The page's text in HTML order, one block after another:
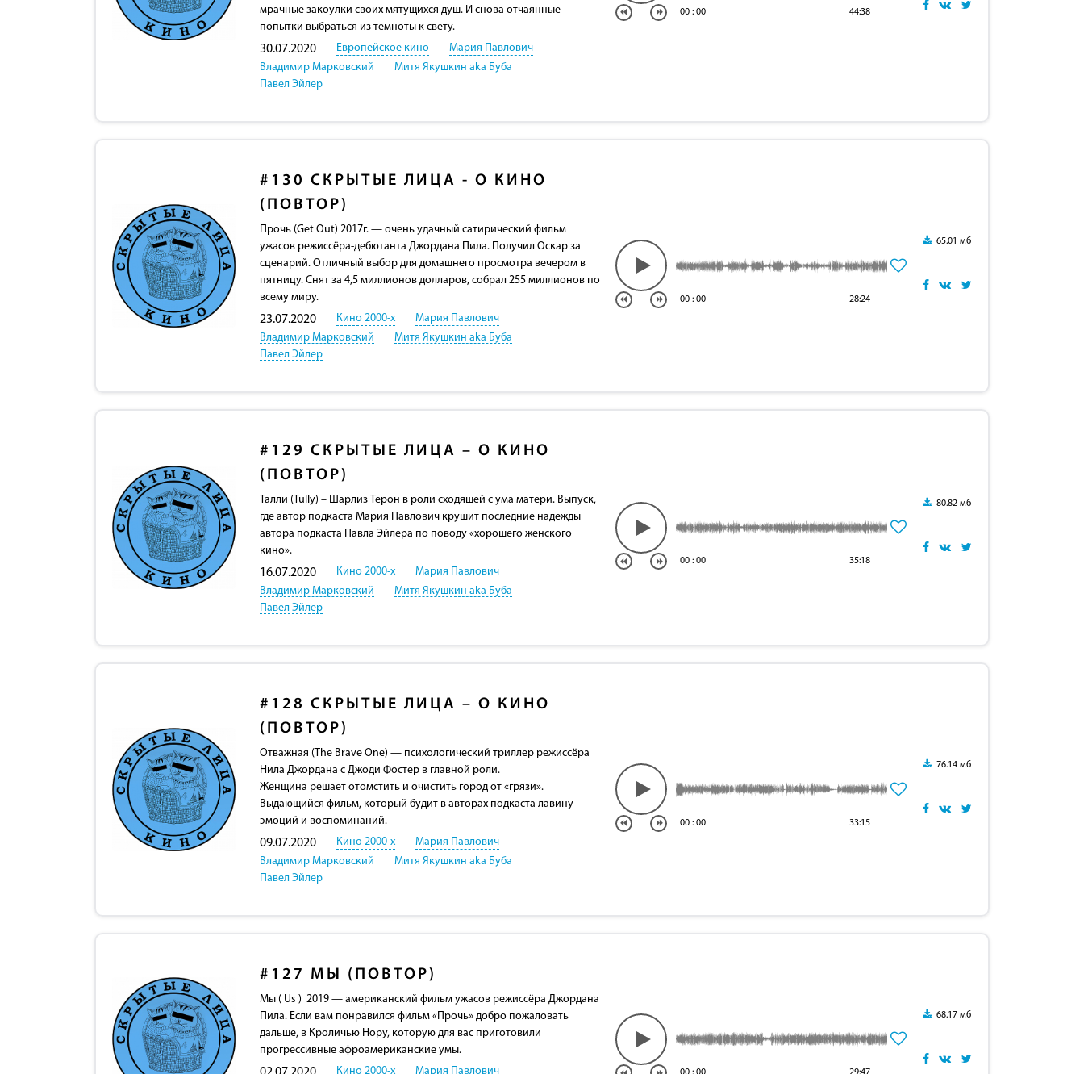
мрачные закоулки своих мятущихся душ. И снова отчаянные
попытки выбраться из темноты к свету.
30.07.2020 Европейское кино
Мария Павлович
Владимир Марковский
Митя Якушкин aka Буба
Павел Эйлер
00 : 00 44:38
#130 СКРЫТЫЕ ЛИЦА - О КИНО
(ПОВТОР)
Прочь (Get Out) 2017г. — очень удачный сатирический фильм
ужасов режиссёра-дебютанта Джордана Пила. Получил Оскар за
сценарий. Отличный выбор для домашнего просмотра вечером в
пятницу. Снят за 4,5 миллионов долларов, собрал 255 миллионов по
всему миру.
23.07.2020 Кино 2000-х
Мария Павлович
Владимир Марковский
Митя Якушкин aka Буба
Павел Эйлер
00 : 00 28:24
65.01 мб
#129 СКРЫТЫЕ ЛИЦА – О КИНО
(ПОВТОР)
Талли (Tully) – Шарлиз Терон в роли сходящей с ума матери. Выпуск,
где автор подкаста Мария Павлович крушит последние надежды
автора подкаста Павла Эйлера по поводу «хорошего женского
кино».
16.07.2020 Кино 2000-х
Мария Павлович
Владимир Марковский
Митя Якушкин aka Буба
Павел Эйлер
00 : 00 35:18
80.82 мб
#128 СКРЫТЫЕ ЛИЦА – О КИНО
(ПОВТОР)
Отважная (The Brave One) — психологический триллер режиссёра
Нила Джордана с Джоди Фостер в главной роли.
Женщина решает отомстить и очистить город от «грязи».
Выдающийся фильм, который будит в авторах подкаста лавину
эмоций и воспоминаний.
09.07.2020 Кино 2000-х
Мария Павлович
Владимир Марковский
Митя Якушкин aka Буба
Павел Эйлер
00 : 00 33:15
76.14 мб
#127 МЫ (ПОВТОР)
Мы ( Us ) 2019 — американский фильм ужасов режиссёра Джордана
Пила. Если вам понравился фильм «Прочь» добро пожаловать
дальше, в Кроличью Нору, которую для вас приготовили
прогрессивные афроамериканские умы.
Кино 2000-х Мария Павлович
68.17 мб